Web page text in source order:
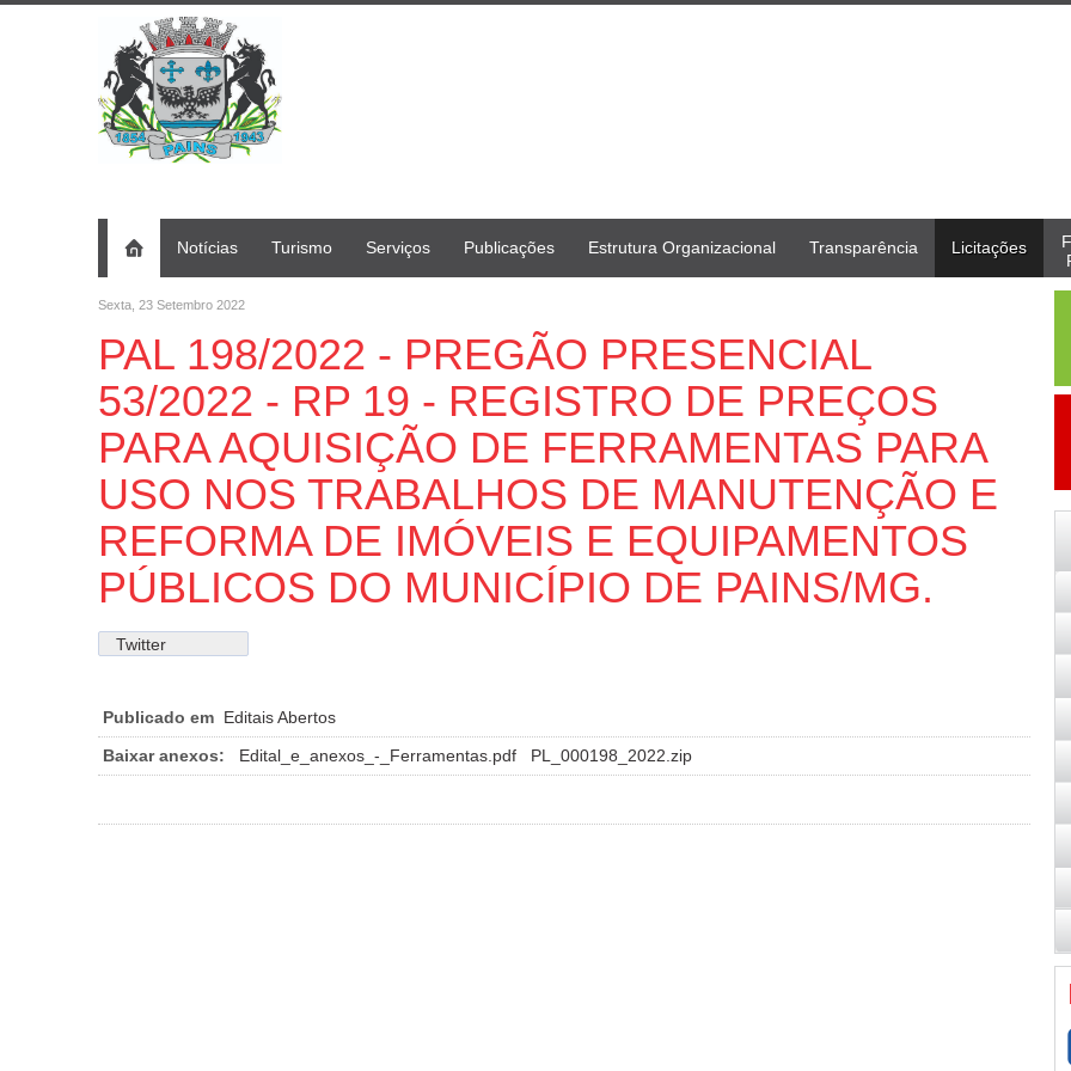
Notícias Turismo Serviços Publicações Estrutura Organizacional Transparência Licitações
Sexta, 23 Setembro 2022
PAL 198/2022 - PREGÃO PRESENCIAL
53/2022 - RP 19 - REGISTRO DE PREÇOS
PARA AQUISIÇÃO DE FERRAMENTAS PARA
USO NOS TRABALHOS DE MANUTENÇÃO E
REFORMA DE IMÓVEIS E EQUIPAMENTOS
PÚBLICOS DO MUNICÍPIO DE PAINS/MG.
Twitter
Publicado em Editais Abertos
Baixar anexos:
Edital_e_anexos_-_Ferramentas.pdf PL_000198_2022.zip